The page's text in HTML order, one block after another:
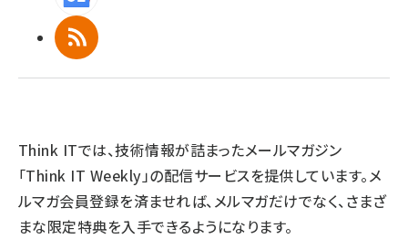
RSS
Think ITでは、技術情報が詰まったメールマガジン
「Think IT Weekly」の配信サービスを提供しています。メ
ルマガ会員登録を済ませれば、メルマガだけでなく、さまざ
まな限定特典を入手できるようになります。